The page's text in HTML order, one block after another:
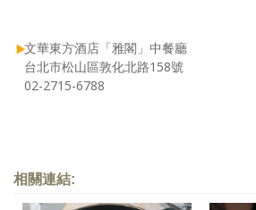
文華東方酒店「雅閣」中餐廳
台北市松山區敦化北路158號
02-2715-6788
相關連結: